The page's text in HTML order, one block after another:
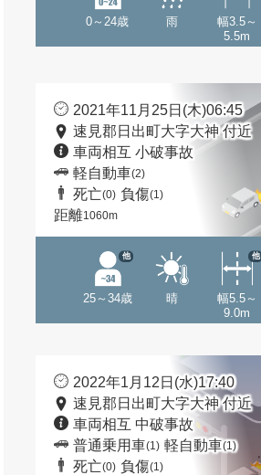
0～24歳 雨
幅3.5～
5.5m
2021年11月25日(木)06:45
速見郡日出町大字大神 付近
車両相互 小破事故
軽自動車(2)
死亡(0) 負傷(1)
距離1060m
25～34歳
他
晴
幅5.5～
9.0m
他
2022年1月12日(水)17:40
速見郡日出町大字大神 付近
車両相互 中破事故
普通乗用車(1) 軽自動車(1)
死亡(0) 負傷(1)